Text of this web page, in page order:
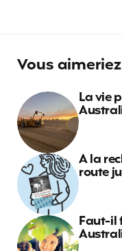
Vous
La vie
A la
route
Faut-il